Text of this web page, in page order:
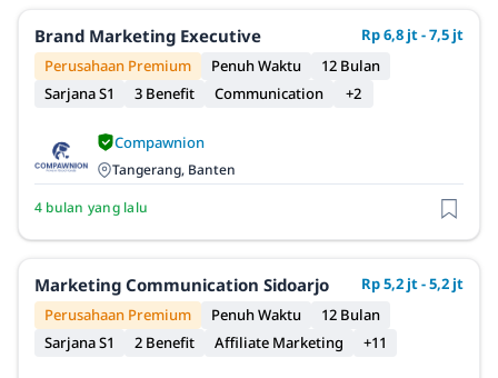
Brand Marketing Executive
Rp 6,8 jt - 7,5 jt
Perusahaan Premium
Penuh Waktu
12 Bulan
Sarjana S1
3 Benefit Communication +2
Compawnion
Tangerang, Banten
4 bulan yang lalu
Marketing Communication Sidoarjo
Rp 5,2 jt - 5,2 jt
Perusahaan Premium
Penuh Waktu
12 Bulan
Sarjana S1
2 Benefit Affiliate Marketing +11